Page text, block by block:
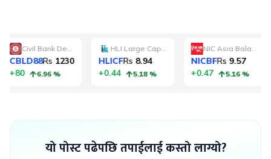
यो पोस्ट पढेपछि तपाईलाई कस्तो लाग्यो?